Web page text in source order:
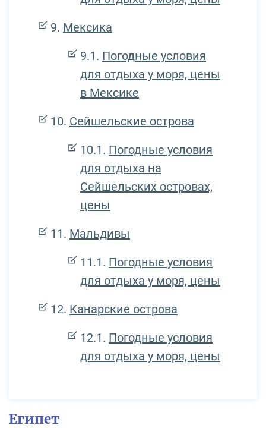
Мексика
Погодные условия
для отдыха у моря, цены
в Мексике
Сейшельские острова
Погодные условия
для отдыха на
Сейшельских островах,
цены
Мальдивы
Погодные условия
для отдыха у моря, цены
Канарские острова
Погодные условия
для отдыха у моря, цены
Египет